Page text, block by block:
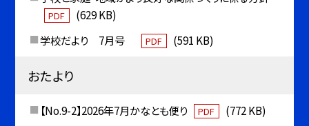
PDF
(629 KB)
学校だより 7月号
PDF (591 KB)
おたより
【No.9-2】2026年7月かなとも便り PDF
(772 KB)